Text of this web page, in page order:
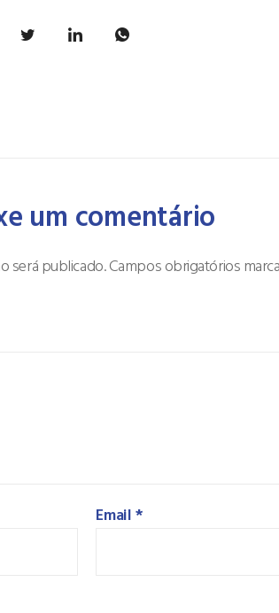
um comentário
será publicado.Campos obrigatórios
Email *